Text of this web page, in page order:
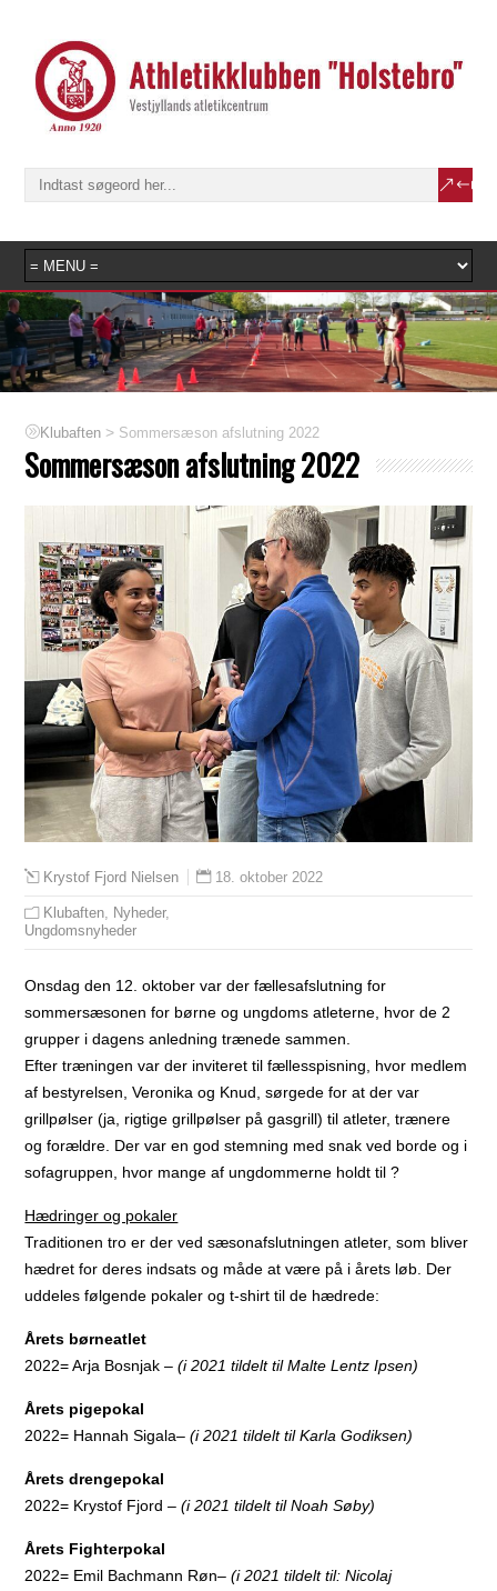
Klubaften > Sommersæson afslutning 2022
Sommersæson afslutning 2022
Krystof Fjord Nielsen 18. oktober 2022
Klubaften Nyheder,
Ungdomsnyheder
Onsdag den 12. oktober var der fællesafslutning for
sommersæsonen for børne og ungdoms atleterne, hvor de 2
grupper i dagens anledning trænede sammen.
Efter træningen var der inviteret til fællesspisning, hvor medlem
af bestyrelsen, Veronika og Knud, sørgede for at der var
grillpølser (ja, rigtige grillpølser på gasgrill) til atleter, trænere
og forældre. Der var en god stemning med snak ved borde og i
sofagruppen, hvor mange af ungdommerne holdt til ?
Hædringer og pokaler
Traditionen tro er der ved sæsonafslutningen atleter, som bliver
hædret for deres indsats og måde at være på i årets løb. Der
uddeles følgende pokaler og t-shirt til de hædrede:
Årets børneatlet
2022= Arja Bosnjak – (i 2021 tildelt tilMalte Lentz Ipsen)
Årets pigepokal
2022= Hannah Sigala– (i 2021 tildelt tilKarla Godiksen)
Årets drengepokal
2022= Krystof Fjord– (i 2021 tildelt tilNoah Søby)
Årets Fighterpokal
2022= Emil Bachmann Røn– (i 2021 tildelt til:Nicolaj